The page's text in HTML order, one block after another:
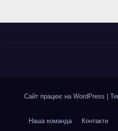
Сайт працює на WordPress
Наша команда Контакти